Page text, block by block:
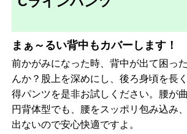
まぁ～るい背中もカバーします！
前かがみになった時、背中が出て困っ
んか？股上を深めにし、後ろ身頃を長
得パンツを是非お試しください。腰が
円背体型でも、腰をスッポリ包み込み
出ないので安心快適ですよ。